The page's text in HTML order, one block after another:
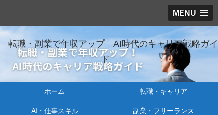
MENU
転職・副業で年収アップ！AI時代のキャリア戦略ガイ
ド
ホーム 転職・キャリア
AI・仕事スキル 副業・フリーランス